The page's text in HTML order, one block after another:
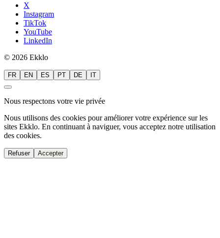
X
Instagram
TikTok
YouTube
LinkedIn
© 2026 Ekklo
FR EN ES PT DE IT
Nous respectons votre vie privée
Nous utilisons des cookies pour améliorer votre expérience sur les
sites Ekklo. En continuant à naviguer, vous acceptez notre utilisation
des cookies.
Refuser Accepter